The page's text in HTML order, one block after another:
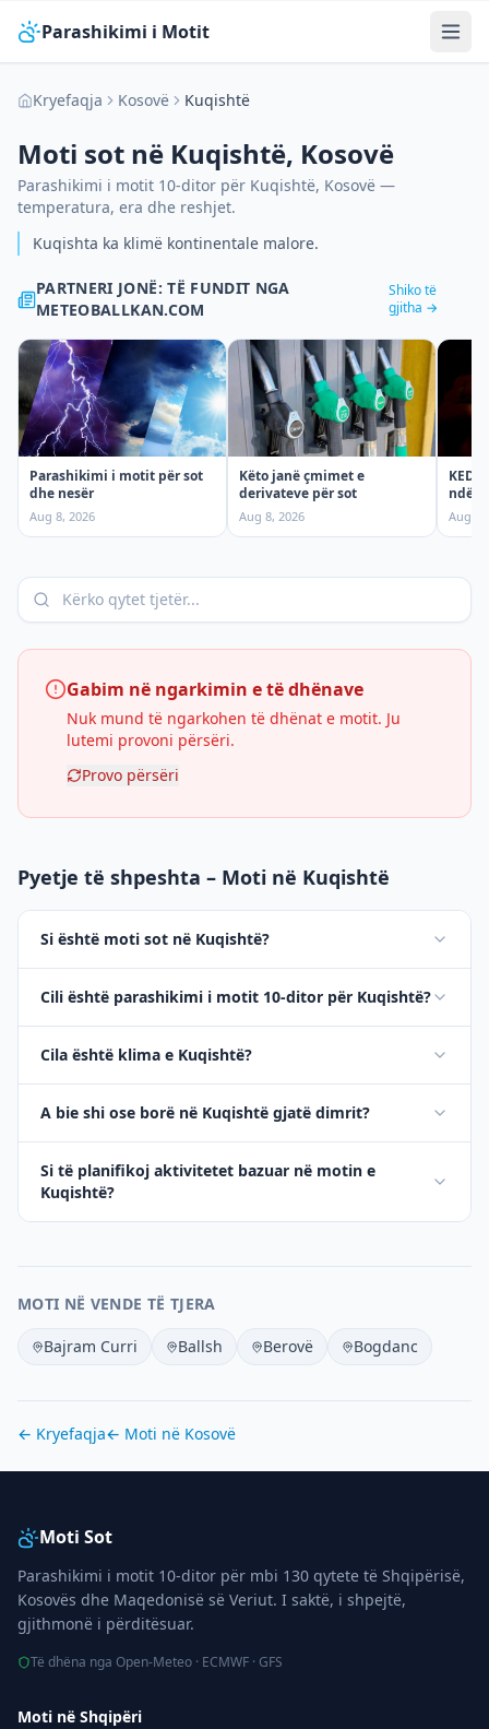
Parashikimi i Motit
Kryefaqja Kosovë Kuqishtë
Moti sot në Kuqishtë, Kosovë
Parashikimi i motit 10-ditor për Kuqishtë, Kosovë —
temperatura, era dhe reshjet.
Kuqishta ka klimë kontinentale malore.
PARTNERI JONË: TË FUNDIT NGA
METEOBALLKAN.COM
Shiko të
gjitha →
Parashikimi i motit për sot
dhe nesër
Aug 8, 2026
Këto janë çmimet e
derivateve për sot
Aug 8, 2026 Aug 7,
Gabim në ngarkimin e të dhënave
Nuk mund të ngarkohen të dhënat e motit. Ju
lutemi provoni përsëri.
Provo përsëri
Pyetje të shpeshta – Moti në Kuqishtë
Si është moti sot në Kuqishtë?
Cili është parashikimi i motit 10-ditor për Kuqishtë?
Cila është klima e Kuqishtë?
A bie shi ose borë në Kuqishtë gjatë dimrit?
Si të planifikoj aktivitetet bazuar në motin e
Kuqishtë?
MOTI NË VENDE TË TJERA
Bajram Curri Ballsh Berovë Bogdanc
← Kryefaqja← Moti në Kosovë
Moti Sot
Parashikimi i motit 10-ditor për mbi 130 qytete të Shqipërisë,
Kosovës dhe Maqedonisë së Veriut. I saktë, i shpejtë,
gjithmonë i përditësuar.
Të dhëna nga Open-Meteo · ECMWF · GFS
Moti në Shqipëri